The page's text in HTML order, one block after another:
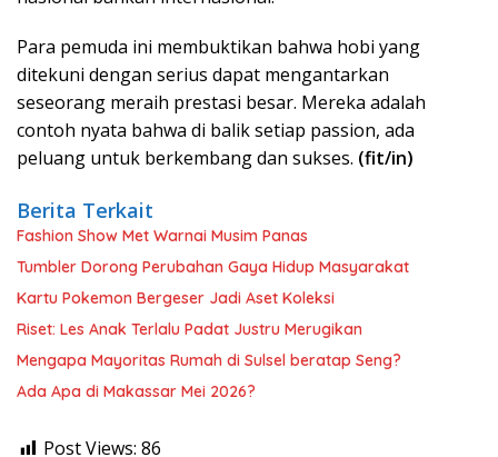
Para pemuda ini membuktikan bahwa hobi yang
ditekuni dengan serius dapat mengantarkan
seseorang meraih prestasi besar. Mereka adalah
contoh nyata bahwa di balik setiap passion, ada
peluang untuk berkembang dan sukses. (fit/in)
Berita Terkait
Fashion Show Met Warnai Musim Panas
Tumbler Dorong Perubahan Gaya Hidup Masyarakat
Kartu Pokemon Bergeser Jadi Aset Koleksi
Riset: Les Anak Terlalu Padat Justru Merugikan
Mengapa Mayoritas Rumah di Sulsel beratap Seng?
Ada Apa di Makassar Mei 2026?
Post Views: 86